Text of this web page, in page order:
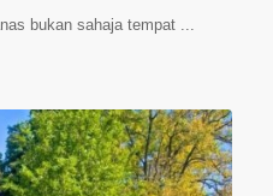
bukan sahaja tempat ...